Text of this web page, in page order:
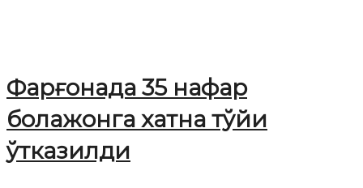
Фарғонада 35 нафар
болажонга хатна тўйи
ўтказилди